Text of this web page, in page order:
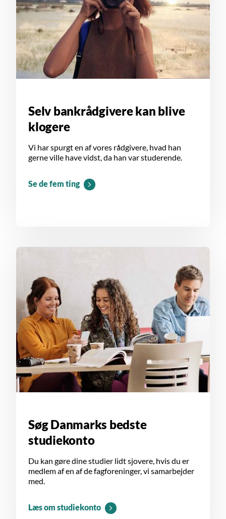
Selv bankrådgivere kan blive
klogere
Vi har spurgt en af vores rådgivere, hvad han
gerne ville have vidst, da han var studerende.
Se de fem ting
Søg Danmarks bedste
studiekonto
Du kan gøre dine studier lidt sjovere, hvis du er
medlem af en af de fagforeninger, vi samarbejder
med.
Læs om studiekonto